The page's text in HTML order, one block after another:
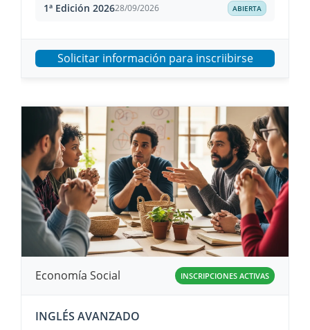
1ª Edición 202628/09/2026 ABIERTA
Solicitar información para inscriibirse
Economía Social INSCRIPCIONES ACTIVAS
INGLÉS AVANZADO